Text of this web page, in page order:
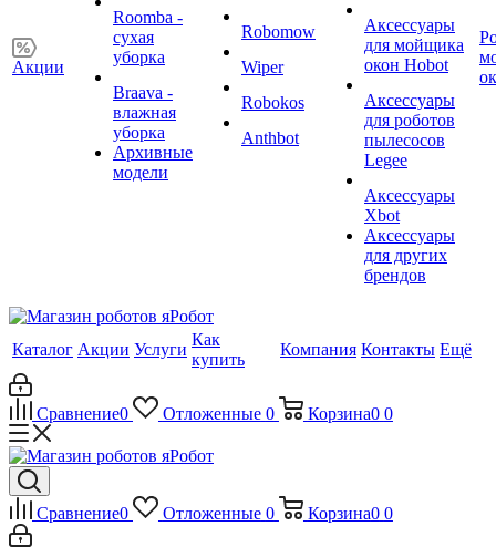
Акции
Roomba -
сухая
уборка
Braava -
влажная
уборка
Архивные
модели
Robomow
Wiper
Robokos
Anthbot
Аксессуары
для мойщика
окон Hobot
Аксессуары
для роботов
пылесосов
Legee
Аксессуары
Xbot
Аксессуары
для других
брендов
Каталог Акции Услуги
Как
купить
Компания Контакты Ещё
Сравнение0 Отложенные 0 Корзина0 0
Сравнение0 Отложенные 0 Корзина0 0